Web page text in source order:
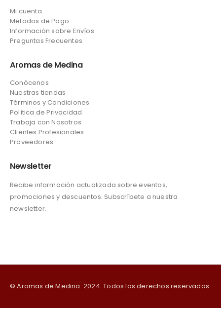
Mi cuenta
Métodos de Pago
Información sobre Envíos
Preguntas Frecuentes
Aromas de Medina
Conócenos
Nuestras tiendas
Términos y Condiciones
Política de Privacidad
Trabaja con Nosotros
Clientes Profesionales
Proveedores
Newsletter
Recibe información actualizada sobre eventos,
promociones y descuentos. Subscríbete a nuestra
newsletter.
© Aromas de Medina. 2024. Todos los derechos reservados.